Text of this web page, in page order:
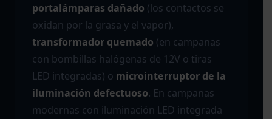
portalámparas dañado (los contactos se
oxidan por la grasa y el vapor),
transformador quemado (en campanas
con bombillas halógenas de 12V o tiras
LED integradas) o microinterruptor de la
iluminación defectuoso. En campanas
modernas con iluminación LED integrada